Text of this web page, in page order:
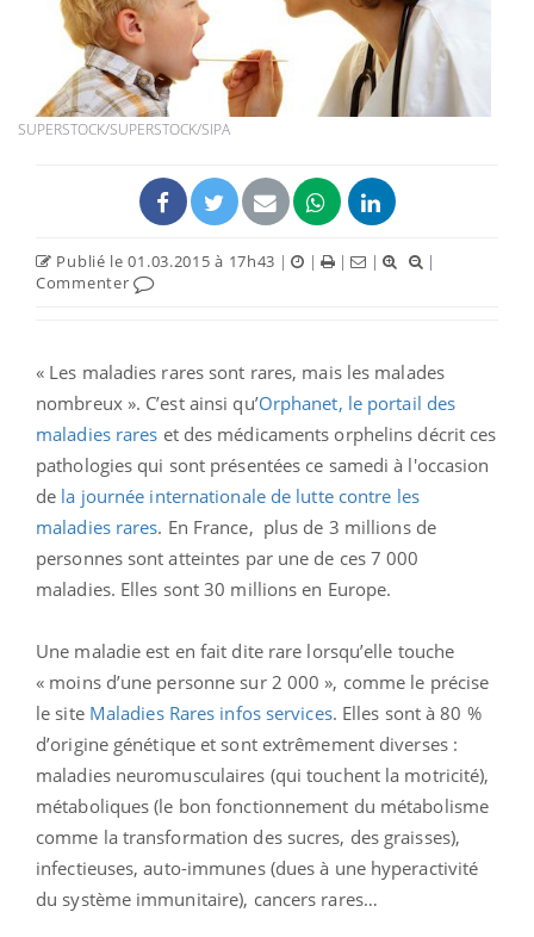
SUPERSTOCK/SUPERSTOCK/SIPA
Publié le 01.03.2015 à 17h43 | | | |
|
Commenter
« Les maladies rares sont rares, mais les malades
nombreux ». C’est ainsi qu’Orphanet, le portail des
maladies rares et des médicaments orphelins décrit ces
pathologies qui sont présentées ce samedi à l'occasion
de la journée internationale de lutte contre les
maladies rares. En France, plus de 3 millions de
personnes sont atteintes par une de ces 7 000
maladies. Elles sont 30 millions en Europe.
Une maladie est en fait dite rare lorsqu’elle touche
« moins d’une personne sur 2 000 », comme le précise
le site Maladies Rares infos services. Elles sont à 80 %
d’origine génétique et sont extrêmement diverses :
maladies neuromusculaires (qui touchent la motricité),
métaboliques (le bon fonctionnement du métabolisme
comme la transformation des sucres, des graisses),
infectieuses, auto-immunes (dues à une hyperactivité
du système immunitaire), cancers rares…